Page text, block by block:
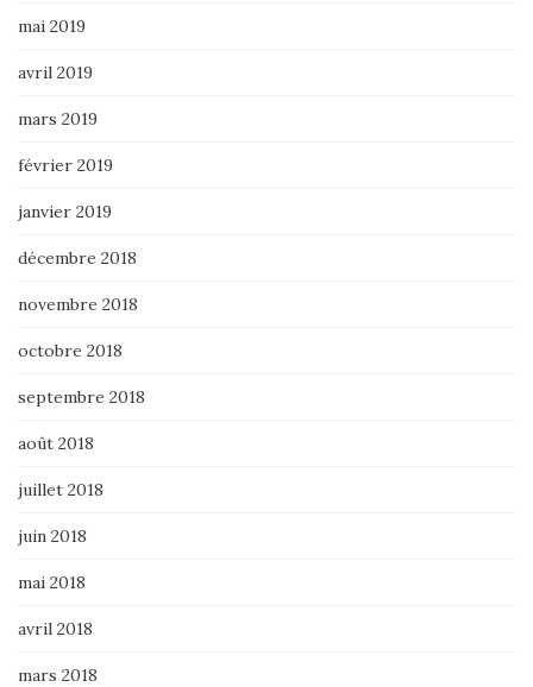
mai 2019
avril 2019
mars 2019
février 2019
janvier 2019
décembre 2018
novembre 2018
octobre 2018
septembre 2018
août 2018
juillet 2018
juin 2018
mai 2018
avril 2018
mars 2018